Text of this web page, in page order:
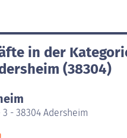
in der
(38304)
- 38304 Adersheim